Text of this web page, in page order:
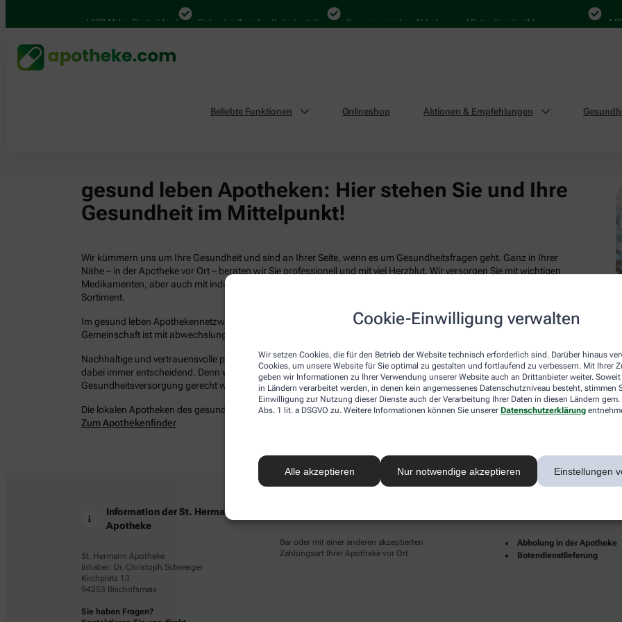
Cookie-Einwilligung verwalten
Wir setzen Cookies, die für den Betrieb der Website technisch erforderlich sind. Darüber hinaus
Cookies, um unsere Website für Sie optimal zu gestalten und fortlaufend zu verbessern. Mit Ihrer
geben wir Informationen zu Ihrer Verwendung unserer Website auch an Drittanbieter weiter. Soweit
in Ländern verarbeitet werden, in denen kein angemessenes Datenschutzniveau besteht, stimmen
Einwilligung zur Nutzung dieser Dienste auch der Verarbeitung Ihrer Daten in diesen Ländern
Abs. 1 lit. a DSGVO zu. Weitere Informationen können Sie unserer Datenschutzerklärung
Alle akzeptieren Nur notwendige akzeptieren Einstellungen
4.000 Mal in Deutschland Online bei Ihrer Apotheke bestellen Bequem zwischen Abholung und Botendienst wählen
Beliebte Funktionen Onlineshop Aktionen & Empfehlungen
gesund leben Apotheken: Hier stehen Sie und Ihre
Gesundheit im Mittelpunkt!
Wir kümmern uns um Ihre Gesundheit und sind an Ihrer Seite, wenn es um Gesundheitsfragen geht. Ganz in Ihrer
Nähe – in der Apotheke vor Ort – beraten wir Sie professionell und mit viel Herzblut. Wir versorgen Sie mit wichtigen
Medikamenten, aber auch mit individuellen Gesundheitsleistungen und attraktiven Produkten aus unserem
Sortiment.
Im gesund leben Apothekennetzwerk befinden sich bundesweit mehrere tausend lokale Apotheken. Diese starke
Gemeinschaft ist mit abwechslungsreichen Angeboten und Dienstleistungen immer für Sie da.
Nachhaltige und vertrauensvolle persönliche Beziehungen zu Ihnen als Patientinnen und Patienten sind für uns
dabei immer entscheidend. Denn wir möchten Ihrem Anspruch an eine individuelle, hochwertige und digitale
Gesundheitsversorgung gerecht werden – damit Sie gesünder und erfüllter leben.
Die lokalen Apotheken des gesund leben Netzwerkes in Ihrer Nähe finden Sie hier:
Zum Apothekenfinder
Information der St. Hermann
Apotheke
St. Hermann Apotheke
Inhaber: Dr. Christoph Schweiger
Kirchplatz 13
94253 Bischofsmais
Sie haben Fragen?
Bar oder mit einer anderen akzeptierten
Zahlungsart Ihrer Apotheke vor Ort.
Abholung in der Apotheke
Botendienstlieferung